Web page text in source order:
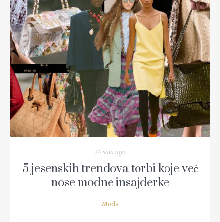
READ MORE
24 sata ago
5 jesenskih trendova torbi koje već
nose modne insajderke
Moda